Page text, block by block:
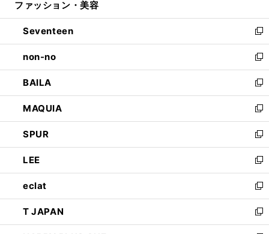
開
く
ウ
で
開
く
ン
ド
ウ
で
開
く
ファッション・美容
Seventeen
新
し
い
ウ
ィ
ン
ド
ウ
で
開
く
non-no
新
し
い
ウ
ィ
ン
ド
ウ
で
開
く
BAILA
新
し
い
ウ
ィ
ン
ド
ウ
で
開
く
MAQUIA
新
し
い
ウ
ィ
ン
ド
ウ
で
開
SPUR
新
し
い
ウ
ィ
ン
ド
ウ
LEE
新
し
い
ウ
ィ
ン
eclat
新
し
い
ウ
T JAPAN
新
し